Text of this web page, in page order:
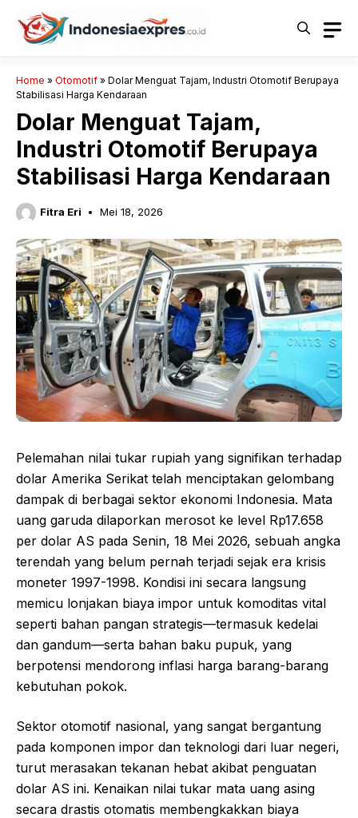
Langsung
Home » Otomotif » Dolar Menguat Tajam, Industri Otomotif Berupaya
Stabilisasi Harga Kendaraan
Dolar Menguat Tajam,
Industri Otomotif Berupaya
Stabilisasi Harga Kendaraan
Fitra Eri Mei 18, 2026
Pelemahan nilai tukar rupiah yang signifikan terhadap
dolar Amerika Serikat telah menciptakan gelombang
dampak di berbagai sektor ekonomi Indonesia. Mata
uang garuda dilaporkan merosot ke level Rp17.658
per dolar AS pada Senin, 18 Mei 2026, sebuah angka
terendah yang belum pernah terjadi sejak era krisis
moneter 1997-1998. Kondisi ini secara langsung
memicu lonjakan biaya impor untuk komoditas vital
seperti bahan pangan strategis—termasuk kedelai
dan gandum—serta bahan baku pupuk, yang
berpotensi mendorong inflasi harga barang-barang
kebutuhan pokok.
Sektor otomotif nasional, yang sangat bergantung
pada komponen impor dan teknologi dari luar negeri,
turut merasakan tekanan hebat akibat penguatan
dolar AS ini. Kenaikan nilai tukar mata uang asing
secara drastis otomatis membengkakkan biaya